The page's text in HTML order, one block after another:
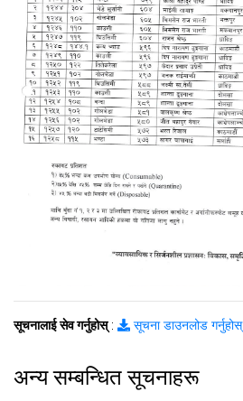
सूचनालाई सेव गर्नुहोस्: सूचना डाउनलोड गर्नुहोस्
अन्य सम्बन्धित सूचनाहरू